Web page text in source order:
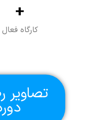
کارگاه فعال
+
تصاویر